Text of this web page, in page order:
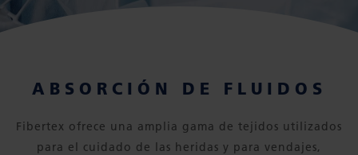
ABSORCIÓN DE FLUIDOS
Fibertex ofrece una amplia gama de tejidos utilizados
para el cuidado de las heridas y para vendajes,